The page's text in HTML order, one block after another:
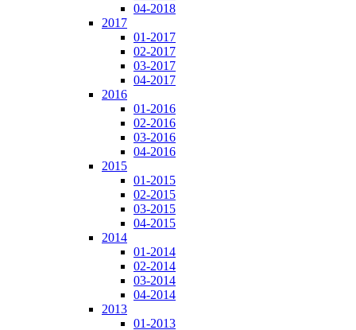
04-2018
2017
01-2017
02-2017
03-2017
04-2017
2016
01-2016
02-2016
03-2016
04-2016
2015
01-2015
02-2015
03-2015
04-2015
2014
01-2014
02-2014
03-2014
04-2014
2013
01-2013